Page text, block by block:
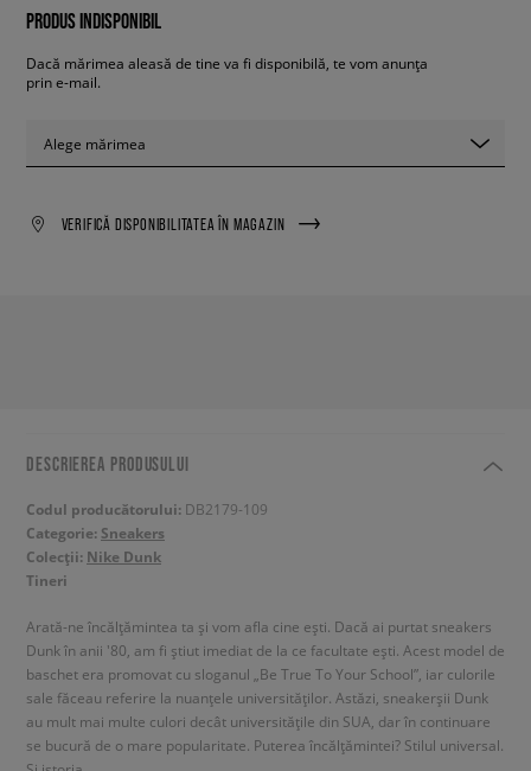
PRODUS INDISPONIBIL
Dacă mărimea aleasă de tine va fi disponibilă, te vom anunța
prin e-mail.
Alege mărimea
VERIFICĂ DISPONIBILITATEA ÎN MAGAZIN
DESCRIEREA PRODUSULUI
Codul producătorului: DB2179-109
Categorie: Sneakers
Colecții: Nike Dunk
Tineri
Arată-ne încălțămintea ta și vom afla cine ești. Dacă ai purtat sneakers
Dunk în anii '80, am fi știut imediat de la ce facultate ești. Acest model de
baschet era promovat cu sloganul „Be True To Your School”, iar culorile
sale făceau referire la nuanțele universităților. Astăzi, sneakerșii Dunk
au mult mai multe culori decât universitățile din SUA, dar în continuare
se bucură de o mare popularitate. Puterea încălțămintei? Stilul universal.